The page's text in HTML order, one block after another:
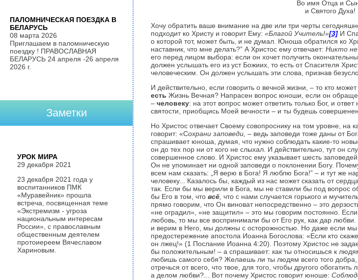
Во имя Отца и
и Святого Духа!
Хочу обратить ваше вни­мание на две или три черты
подхо­дит ко Христу и говорит Ему: «Благой Учитель!»[3]И
о которой тот, может быть, и не думал. Юноша обратился ко
наставник, что мне делать?” А Христос ему отвечает: Никто не
его перед лицом выбора: если он хочет получить
должен услышать его из уст Божиих, то есть от Спасителя
человеческим. Он должен услышать эти слова, признав
И действительно, если говорить о вечной жизни, – то кто
есть Жизнь Вечная? Напрасен вопрос юноши, если он
– человеку: на этот вопрос может ответить только Бог, и
святости, приобщись Моей вечности – и ты будешь
Но Христос отвечает Своему совопроснику на том уровне, на
говорит: «Сохрани заповеди, –ведь заповеди тоже даны от
спрашивает юноша, думая, что нужно соблюдать какие-то
он до тех пор ни от кого не слыхал. И действительно, тут он
совершенное слово. И Христос ему указывает шесть
Он не упоминает ни одной заповеди о поклонении Богу.
всем нам сказать: „Я верю в Бога! Я люблю Бога!” – и тут же
человеку... Казалось бы, каждый из нас может сказать от
так. Если бы мы верили в Бога, мы не ставили бы под вопрос
бы Его в том, что всё, что с нами случается горького и
прямо гово­рим, что Он виноват непосредственно – это
«не оградил», «не защитил» – это мы гово­рим постоянно.
любовь, то мы все воспринимали бы от Его рук, как дар
и верим в Него, мы должны с осторожностью. Но даже если
предостережение апостола Иоанна Богослова: «Если кто
он лжец!» (1 Послание Иоанна 4:20). Поэтому Христос не
бы положительным! – а спрашивает: как ты относишься к
любишь самого себя? Желаешь ли ты людям всего того добра,
отречься от всего, что твое, для то­го, чтобы другого
а делом любви?... Вот почему Христос говорит юноше:
ПАЛОМНИЧЕСКАЯ ПОЕЗДКА В
БЕЛАРУСЬ
08 марта 2026
Приглашаем в паломническую
поездку ! ПРАВОСЛАВНАЯ
БЕЛАРУСЬ 24 апреля -26 апреля
2026 г.
Заметки
УРОК МИРА
29 декабря 2021
23 декабря 2021 года у
воспитанников ПМК
«Муравейник» прошла
встреча, посвященная теме
«Экстремизм - угроза
национальным интересам
России», с православным
общественным деятелем
протоиереем Вячеславом
Хариновым.